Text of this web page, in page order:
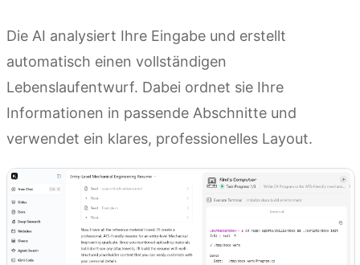
Die AI analysiert Ihre Eingabe und erstellt
automatisch einen vollständigen
Lebenslaufentwurf. Dabei ordnet sie Ihre
Informationen in passende Abschnitte und
verwendet ein klares, professionelles Layout.